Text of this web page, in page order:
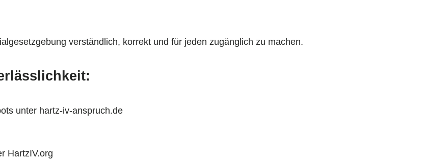
verständlich, korrekt und für jeden zugänglich zu machen.
unter hartz-iv-anspruch.de
HartzIV.org